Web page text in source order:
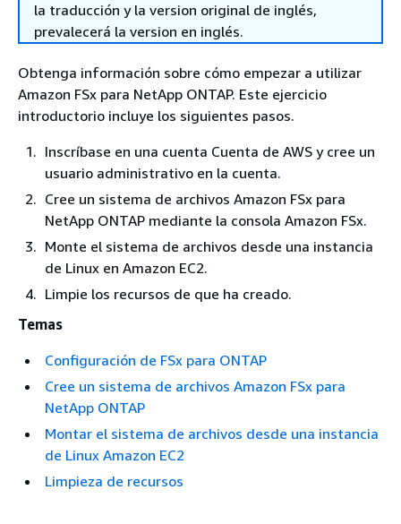
la traducción y la version original de inglés,
prevalecerá la version en inglés.
Obtenga información sobre cómo empezar a utilizar
Amazon FSx para NetApp ONTAP. Este ejercicio
introductorio incluye los siguientes pasos.
Inscríbase en una cuenta Cuenta de AWS y cree un
usuario administrativo en la cuenta.
Cree un sistema de archivos Amazon FSx para
NetApp ONTAP mediante la consola Amazon FSx.
Monte el sistema de archivos desde una instancia
de Linux en Amazon EC2.
Limpie los recursos de que ha creado.
Temas
Configuración de FSx para ONTAP
Cree un sistema de archivos Amazon FSx para
NetApp ONTAP
Montar el sistema de archivos desde una instancia
de Linux Amazon EC2
Limpieza de recursos